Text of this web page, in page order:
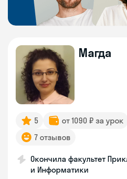
Магда
5 от 1090 ₽ за урок
7 отзывов
Окончила факультет
и Информатики